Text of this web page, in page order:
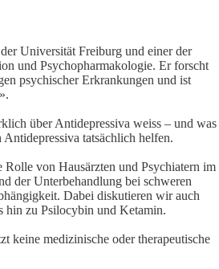
Universität Freiburg und einer der
und Psychopharmakologie. Er forscht
psychischer Erkrankungen und ist
über Antidepressiva weiss – und was
tatsächlich helfen.
von Hausärzten und Psychiatern im
der Unterbehandlung bei schweren
Dabei diskutieren wir auch
hin zu Psilocybin und Ketamin.
keine medizinische oder therapeutische